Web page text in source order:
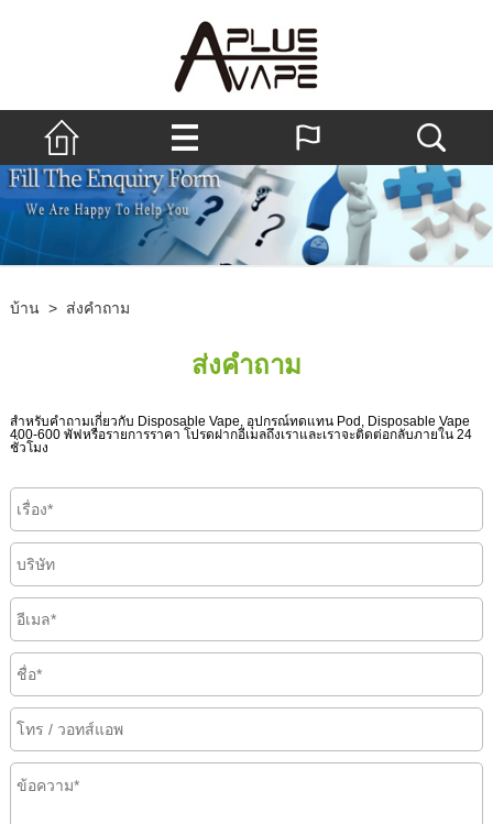
บ้าน > ส่งคำถาม
ส่งคำถาม
สำหรับคำถามเกี่ยวกับ Disposable Vape, อุปกรณ์ทดแทน Pod, Disposable Vape
400-600 พัฟหรือรายการราคา โปรดฝากอีเมลถึงเราและเราจะติดต่อกลับภายใน 24
ชั่วโมง